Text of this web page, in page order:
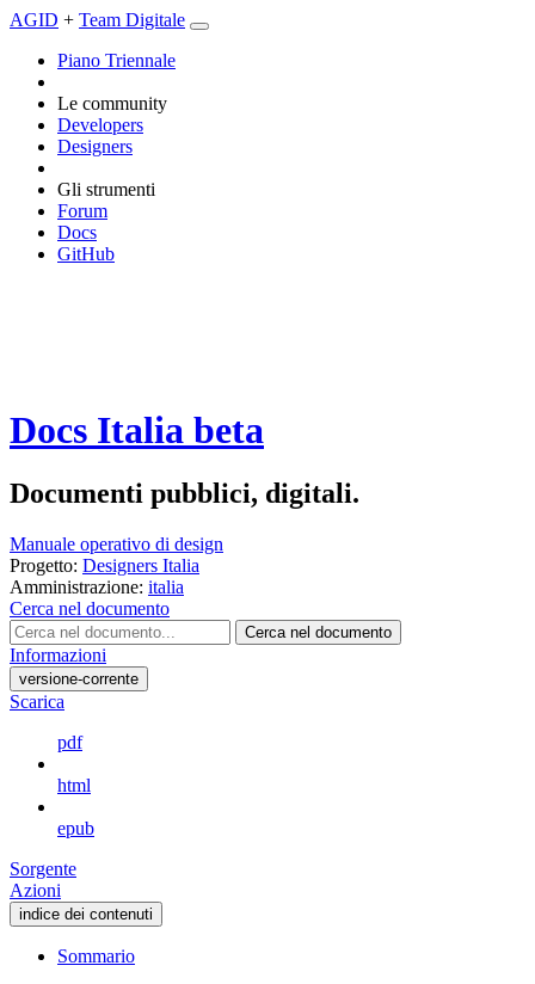
AGID + Team Digitale
Piano Triennale
Le community
Developers
Designers
Gli strumenti
Forum
Docs
GitHub
Docs Italia beta
Documenti pubblici, digitali.
Manuale operativo di design
Progetto: Designers Italia
Amministrazione: italia
Cerca nel documento
Cerca nel documento
Informazioni
versione-corrente
Scarica
pdf
html
epub
Sorgente
Azioni
indice dei contenuti
Sommario